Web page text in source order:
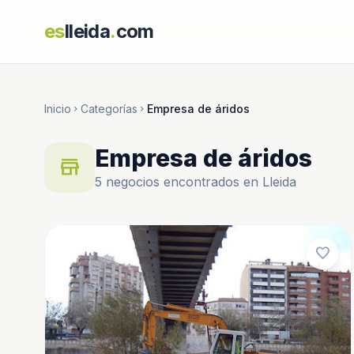
eslleida.com
Inicio chevron_right Categorías chevron_right Empresa de áridos
store Empresa de áridos
5 negocios encontrados en Lleida
favorite